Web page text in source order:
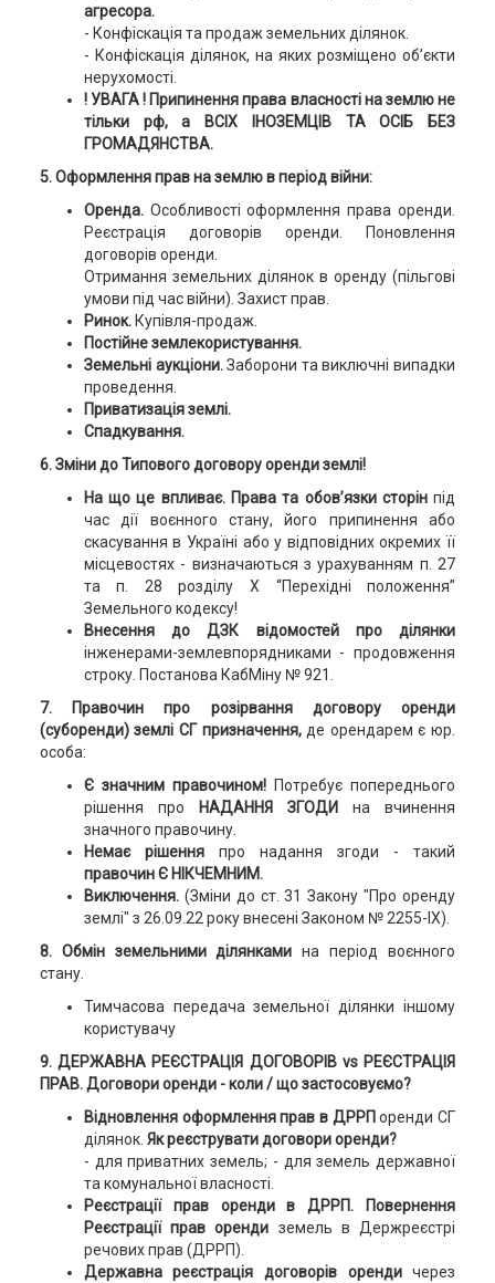
агресора.
- Конфіскація та продаж земельних ділянок.
- Конфіскація ділянок, на яких розміщено об’єкти
нерухомості.
! УВАГА ! Припинення права власності на землю не
тільки рф, а ВСІХ ІНОЗЕМЦІВ ТА ОСІБ БЕЗ
ГРОМАДЯНСТВА.
5. Оформлення прав на землю в період війни:
Оренда. Особливості оформлення права оренди.
Реєстрація договорів оренди. Поновлення
договорів оренди.
Отримання земельних ділянок в оренду (пільгові
умови під час війни). Захист прав.
Ринок.Купівля-продаж.
Постійне землекористування.
Земельні аукціони.Заборони та виключні випадки
проведення.
Приватизація землі.
Спадкування.
6.Зміни до Типового договору оренди землі!
На що це впливає. Права та обов’язки сторінпід
час дії воєнного стану, його припинення або
скасування в Україні або у відповідних окремих її
місцевостях - визначаються з урахуванням п. 27
та п. 28 розділу Х “Перехідні положення”
Земельного кодексу!
Внесення до ДЗК відомостей про ділянки
інженерами-землевпорядниками - продовження
строку. Постанова КабМіну № 921.
7. Правочин про розірвання договору оренди
(суборенди) землі СГ призначення,де орендарем є юр.
особа:
Є значним правочином! Потребує попереднього
рішення про НАДАННЯ ЗГОДИ
на вчинення
значного правочину.
Немає рішенняпро надання згоди - такий
правочин Є НІКЧЕМНИМ.
Виключення.(Зміни до ст. 31 Закону "Про оренду
землі" з 26.09.22 року внесені Законом № 2255-IX).
8. Обмін земельними ділянками на період воєнного
стану.
Тимчасова передача земельної ділянки іншому
користувачу
9. ДЕРЖАВНА РЕЄСТРАЦІЯ ДОГОВОРІВ vs РЕЄСТРАЦІЯ
ПРАВ. Договори оренди - коли / що застосовуємо?
Відновлення оформлення прав в ДРРПоренди СГ
ділянок. Як реєструвати договори оренди?
- для приватних земель; - для земель державної
та комунальної власності.
Реєстрації прав оренди в ДРРП.
Повернення
Реєстрації прав оренди земель в Держреєстрі
речових прав (ДРРП).
Державна реєстрація договорів орендичерез